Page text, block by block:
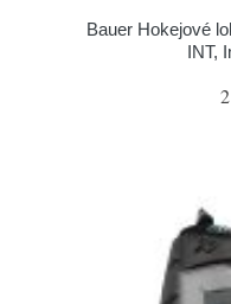
Bauer Hokejové
INT,